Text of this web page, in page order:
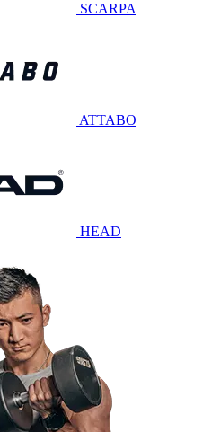
SCARPA
ATTABO
HEAD